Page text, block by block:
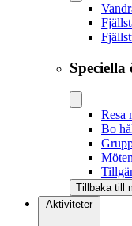
Speciella
Resa
Bo
Tillbaka till
Aktiviteter